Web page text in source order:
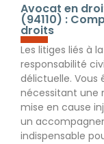
Avocat en
(94110) :
droits
Les litiges liés à
responsabilité
délictuelle. Vous
nécessitant une
mise en cause
un
indispensable